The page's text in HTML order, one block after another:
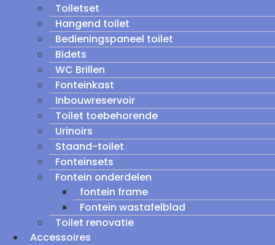
Toiletset
Hangend toilet
Bedieningspaneel toilet
Bidets
WC Brillen
Fonteinkast
Inbouwreservoir
Toilet toebehorende
Urinoirs
Staand-toilet
Fonteinsets
Fontein onderdelen
fontein frame
Fontein wastafelblad
Toilet renovatie
Accessoires